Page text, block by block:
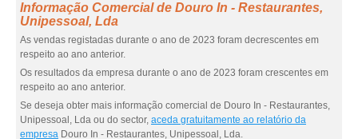
Informação Comercial de Douro In - Restaurantes,
Unipessoal, Lda
As vendas registadas durante o ano de 2023 foram decrescentes em
respeito ao ano anterior.
Os resultados da empresa durante o ano de 2023 foram crescentes em
respeito ao ano anterior.
Se deseja obter mais informação comercial de Douro In - Restaurantes,
Unipessoal, Lda ou do sector, aceda gratuitamente ao relatório da
empresa Douro In - Restaurantes, Unipessoal, Lda.